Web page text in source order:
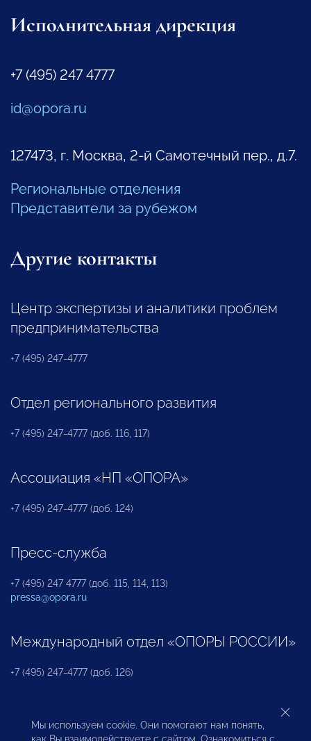
Исполнительная дирекция
+7 (495) 247 4777
id@opora.ru
127473, г. Москва, 2-й Самотечный пер., д.7.
Региональные отделения
Представители за рубежом
Другие контакты
Центр экспертизы и аналитики проблем
предпринимательства
+7 (495) 247-4777
Отдел регионального развития
+7 (495) 247-4777 (доб. 116, 117)
Ассоциация «НП «ОПОРА»
+7 (495) 247-4777 (доб. 124)
Пресс-служба
+7 (495) 247 4777 (доб. 115, 114, 113)
pressa@opora.ru
Международный отдел «ОПОРЫ РОССИИ»
+7 (495) 247-4777 (доб. 126)
Бюро по защите прав предпринимателей и
инвесторов
Мы используем cookie. Они помогают нам понять,
как Вы взаимодействуете с сайтом. Ознакомиться с